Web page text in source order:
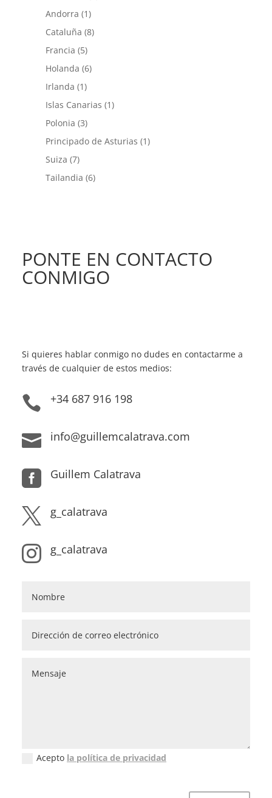
Andorra (1)
Cataluña (8)
Francia (5)
Holanda (6)
Irlanda (1)
Islas Canarias (1)
Polonia (3)
Principado de Asturias (1)
Suiza (7)
Tailandia (6)
PONTE EN CONTACTO
CONMIGO
Si quieres hablar conmigo no dudes en contactarme a
través de cualquier de estos medios:
 +34 687 916 198
 info@guillemcalatrava.com
 Guillem Calatrava
 g_calatrava
 g_calatrava
Política de privacidad (GDPR)
Acepto la política de privacidad